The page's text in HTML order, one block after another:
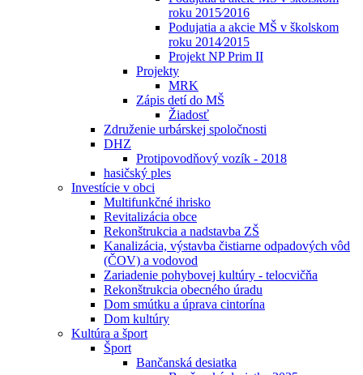
roku 2015⁄2016
Podujatia a akcie MŠ v školskom
roku 2014⁄2015
Projekt NP Prim II
Projekty
MRK
Zápis detí do MŠ
Žiadosť
Združenie urbárskej spoločnosti
DHZ
Protipovodňový vozík - 2018
hasičský ples
Investície v obci
Multifunkčné ihrisko
Revitalizácia obce
Rekonštrukcia a nadstavba ZŠ
Kanalizácia, výstavba čistiarne odpadových vôd
(ČOV) a vodovod
Zariadenie pohybovej kultúry - telocvičňa
Rekonštrukcia obecného úradu
Dom smútku a úprava cintorína
Dom kultúry
Kultúra a šport
Šport
Bančanská desiatka